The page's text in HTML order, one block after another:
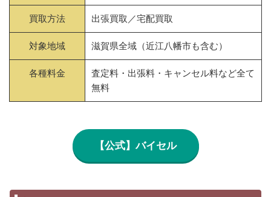
買取方法 出張買取／宅配買取
対象地域 滋賀県全域（近江八幡市も含む）
各種料金
査定料・出張料・キャンセル料など全て
無料
【公式】バイセル